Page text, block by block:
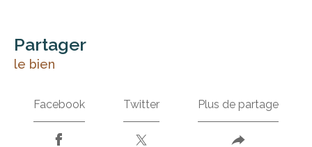
partager
le bien
Facebook Twitter Plus de partage